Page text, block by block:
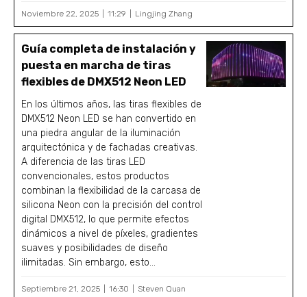
Noviembre 22, 2025 11:29 Lingjing Zhang
Guía completa de instalación y
puesta en marcha de tiras
flexibles de DMX512 Neon LED
En los últimos años, las tiras flexibles de
DMX512 Neon LED se han convertido en
una piedra angular de la iluminación
arquitectónica y de fachadas creativas.
A diferencia de las tiras LED
convencionales, estos productos
combinan la flexibilidad de la carcasa de
silicona Neon con la precisión del control
digital DMX512, lo que permite efectos
dinámicos a nivel de píxeles, gradientes
suaves y posibilidades de diseño
ilimitadas. Sin embargo, esto...
Septiembre 21, 2025 16:30 Steven Quan